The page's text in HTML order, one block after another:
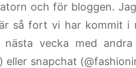
och för bloggen.
så fort vi har kommit i
nästa vecka med
eller snapchat